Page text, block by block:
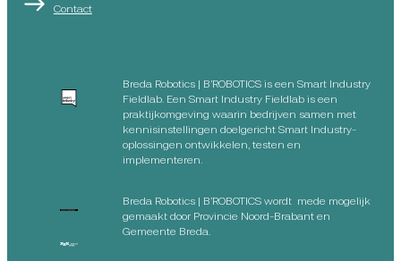
Contact
Breda Robotics | B’ROBOTICS is een Smart Industry
Fieldlab. Een Smart Industry Fieldlab is een
praktijkomgeving waarin bedrijven samen met
kennisinstellingen doelgericht Smart Industry-
oplossingen ontwikkelen, testen en
implementeren.
Breda Robotics | B’ROBOTICS wordt mede mogelijk
gemaakt door Provincie Noord-Brabant en
Gemeente Breda.